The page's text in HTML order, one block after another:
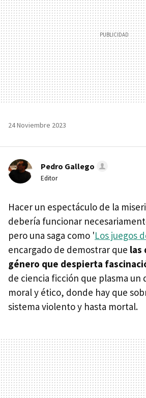
24 Noviembre 2023
Pedro Gallego
Editor
Hacer un espectáculo de la
debería funcionar
pero una saga como 'Los juegos
encargado de demostrar que las
género que despierta
de ciencia ficción que plasma un
moral y ético, donde hay que
sistema violento y hasta mortal.